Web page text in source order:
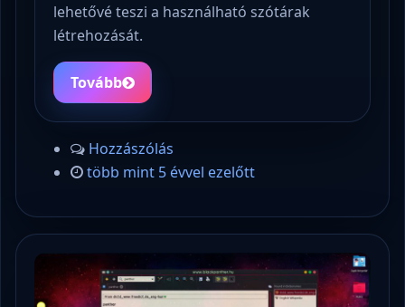
lehetővé teszi a használható szótárak
létrehozását.
Tovább
Hozzászólás
több mint 5 évvel ezelőtt